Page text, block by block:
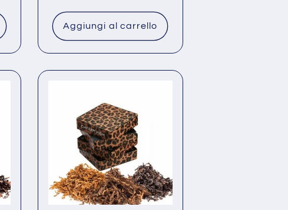
listino
Aggiungi al carrello